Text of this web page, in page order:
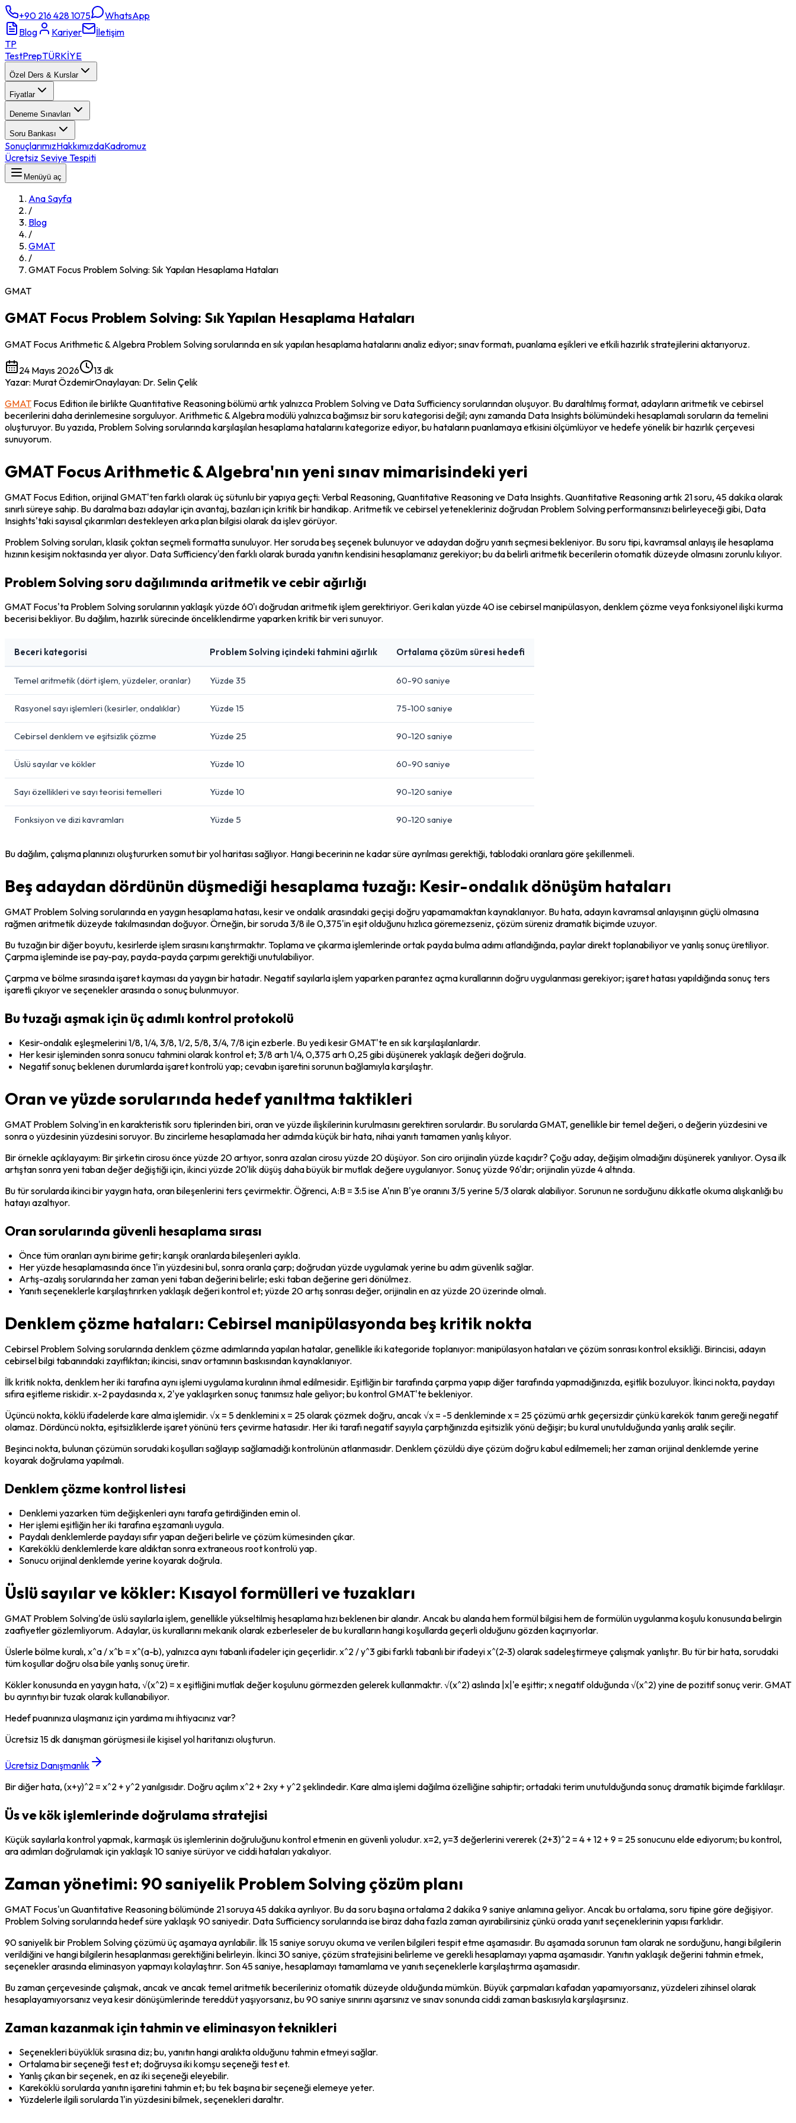
+90 216 428 1075
WhatsApp
Blog
Kariyer
İletişim
TP
TestPrepTÜRKİYE
Özel Ders & Kurslar
Fiyatlar
Deneme Sınavları
Soru Bankası
SonuçlarımızHakkımızdaKadromuz
Ücretsiz Seviye Tespiti
Menüyü aç
Ana Sayfa
/
Blog
/
GMAT
/
GMAT Focus Problem Solving: Sık Yapılan Hesaplama Hataları
GMAT
GMAT Focus Problem Solving: Sık Yapılan Hesaplama Hataları
GMAT Focus Arithmetic & Algebra Problem Solving sorularında en sık yapılan hesaplama hatalarını analiz ediyor; sınav formatı, puanlama eşikleri ve etkili hazırlık stratejilerini aktarıyoruz.
24 Mayıs 2026
13 dk
Yazar: Murat ÖzdemirOnaylayan: Dr. Selin Çelik
GMAT Focus Edition ile birlikte Quantitative Reasoning bölümü artık yalnızca Problem Solving ve Data Sufficiency sorularından oluşuyor. Bu daraltılmış format, adayların aritmetik ve cebirsel
becerilerini daha derinlemesine sorguluyor. Arithmetic & Algebra modülü yalnızca bağımsız bir soru kategorisi değil; aynı zamanda Data Insights bölümündeki hesaplamalı soruların da temelini
oluşturuyor. Bu yazıda, Problem Solving sorularında karşılaşılan hesaplama hatalarını kategorize ediyor, bu hataların puanlamaya etkisini ölçümlüyor ve hedefe yönelik bir hazırlık çerçevesi
sunuyorum.
GMAT Focus Arithmetic & Algebra'nın yeni sınav mimarisindeki yeri
GMAT Focus Edition, orijinal GMAT'ten farklı olarak üç sütunlu bir yapıya geçti: Verbal Reasoning, Quantitative Reasoning ve Data Insights. Quantitative Reasoning artık 21 soru, 45 dakika olarak
sınırlı süreye sahip. Bu daralma bazı adaylar için avantaj, bazıları için kritik bir handikap. Aritmetik ve cebirsel yetenekleriniz doğrudan Problem Solving performansınızı belirleyeceği gibi, Data
Insights'taki sayısal çıkarımları destekleyen arka plan bilgisi olarak da işlev görüyor.
Problem Solving soruları, klasik çoktan seçmeli formatta sunuluyor. Her soruda beş seçenek bulunuyor ve adaydan doğru yanıtı seçmesi bekleniyor. Bu soru tipi, kavramsal anlayış ile hesaplama
hızının kesişim noktasında yer alıyor. Data Sufficiency'den farklı olarak burada yanıtın kendisini hesaplamanız gerekiyor; bu da belirli aritmetik becerilerin otomatik düzeyde olmasını zorunlu kılıyor.
Problem Solving soru dağılımında aritmetik ve cebir ağırlığı
GMAT Focus'ta Problem Solving sorularının yaklaşık yüzde 60'ı doğrudan aritmetik işlem gerektiriyor. Geri kalan yüzde 40 ise cebirsel manipülasyon, denklem çözme veya fonksiyonel ilişki kurma
becerisi bekliyor. Bu dağılım, hazırlık sürecinde önceliklendirme yaparken kritik bir veri sunuyor.
Beceri kategorisi Problem Solving içindeki tahmini ağırlık Ortalama çözüm süresi hedefi
Temel aritmetik (dört işlem, yüzdeler, oranlar) Yüzde 35 60-90 saniye
Rasyonel sayı işlemleri (kesirler, ondalıklar) Yüzde 15 75-100 saniye
Cebirsel denklem ve eşitsizlik çözme Yüzde 25 90-120 saniye
Üslü sayılar ve kökler Yüzde 10 60-90 saniye
Sayı özellikleri ve sayı teorisi temelleri Yüzde 10 90-120 saniye
Fonksiyon ve dizi kavramları Yüzde 5 90-120 saniye
Bu dağılım, çalışma planınızı oluştururken somut bir yol haritası sağlıyor. Hangi becerinin ne kadar süre ayrılması gerektiği, tablodaki oranlara göre şekillenmeli.
Beş adaydan dördünün düşmediği hesaplama tuzağı: Kesir-ondalık dönüşüm hataları
GMAT Problem Solving sorularında en yaygın hesaplama hatası, kesir ve ondalık arasındaki geçişi doğru yapamamaktan kaynaklanıyor. Bu hata, adayın kavramsal anlayışının güçlü olmasına
rağmen aritmetik düzeyde takılmasından doğuyor. Örneğin, bir soruda 3/8 ile 0,375'in eşit olduğunu hızlıca göremezseniz, çözüm süreniz dramatik biçimde uzuyor.
Bu tuzağın bir diğer boyutu, kesirlerde işlem sırasını karıştırmaktır. Toplama ve çıkarma işlemlerinde ortak payda bulma adımı atlandığında, paylar direkt toplanabiliyor ve yanlış sonuç üretiliyor.
Çarpma işleminde ise pay-pay, payda-payda çarpımı gerektiği unutulabiliyor.
Çarpma ve bölme sırasında işaret kayması da yaygın bir hatadır. Negatif sayılarla işlem yaparken parantez açma kurallarının doğru uygulanması gerekiyor; işaret hatası yapıldığında sonuç ters
işaretli çıkıyor ve seçenekler arasında o sonuç bulunmuyor.
Bu tuzağı aşmak için üç adımlı kontrol protokolü
Kesir-ondalık eşleşmelerini 1/8, 1/4, 3/8, 1/2, 5/8, 3/4, 7/8 için ezberle. Bu yedi kesir GMAT'te en sık karşılaşılanlardır.
Her kesir işleminden sonra sonucu tahmini olarak kontrol et; 3/8 artı 1/4, 0,375 artı 0,25 gibi düşünerek yaklaşık değeri doğrula.
Negatif sonuç beklenen durumlarda işaret kontrolü yap; cevabın işaretini sorunun bağlamıyla karşılaştır.
Oran ve yüzde sorularında hedef yanıltma taktikleri
GMAT Problem Solving'in en karakteristik soru tiplerinden biri, oran ve yüzde ilişkilerinin kurulmasını gerektiren sorulardır. Bu sorularda GMAT, genellikle bir temel değeri, o değerin yüzdesini ve
sonra o yüzdesinin yüzdesini soruyor. Bu zincirleme hesaplamada her adımda küçük bir hata, nihai yanıtı tamamen yanlış kılıyor.
Bir örnekle açıklayayım: Bir şirketin cirosu önce yüzde 20 artıyor, sonra azalan cirosu yüzde 20 düşüyor. Son ciro orijinalin yüzde kaçıdır? Çoğu aday, değişim olmadığını düşünerek yanılıyor. Oysa ilk
artıştan sonra yeni taban değer değiştiği için, ikinci yüzde 20'lik düşüş daha büyük bir mutlak değere uygulanıyor. Sonuç yüzde 96'dır; orijinalin yüzde 4 altında.
Bu tür sorularda ikinci bir yaygın hata, oran bileşenlerini ters çevirmektir. Öğrenci, A:B = 3:5 ise A'nın B'ye oranını 3/5 yerine 5/3 olarak alabiliyor. Sorunun ne sorduğunu dikkatle okuma alışkanlığı bu
hatayı azaltıyor.
Oran sorularında güvenli hesaplama sırası
Önce tüm oranları aynı birime getir; karışık oranlarda bileşenleri ayıkla.
Her yüzde hesaplamasında önce 1'in yüzdesini bul, sonra oranla çarp; doğrudan yüzde uygulamak yerine bu adım güvenlik sağlar.
Artış-azalış sorularında her zaman yeni taban değerini belirle; eski taban değerine geri dönülmez.
Yanıtı seçeneklerle karşılaştırırken yaklaşık değeri kontrol et; yüzde 20 artış sonrası değer, orijinalin en az yüzde 20 üzerinde olmalı.
Denklem çözme hataları: Cebirsel manipülasyonda beş kritik nokta
Cebirsel Problem Solving sorularında denklem çözme adımlarında yapılan hatalar, genellikle iki kategoride toplanıyor: manipülasyon hataları ve çözüm sonrası kontrol eksikliği. Birincisi, adayın
cebirsel bilgi tabanındaki zayıflıktan; ikincisi, sınav ortamının baskısından kaynaklanıyor.
İlk kritik nokta, denklem her iki tarafına aynı işlemi uygulama kuralının ihmal edilmesidir. Eşitliğin bir tarafında çarpma yapıp diğer tarafında yapmadığınızda, eşitlik bozuluyor. İkinci nokta, paydayı
sıfıra eşitleme riskidir. x-2 paydasında x, 2'ye yaklaşırken sonuç tanımsız hale geliyor; bu kontrol GMAT'te bekleniyor.
Üçüncü nokta, köklü ifadelerde kare alma işlemidir. √x = 5 denklemini x = 25 olarak çözmek doğru, ancak √x = -5 denkleminde x = 25 çözümü artık geçersizdir çünkü karekök tanım gereği negatif
olamaz. Dördüncü nokta, eşitsizliklerde işaret yönünü ters çevirme hatasıdır. Her iki tarafı negatif sayıyla çarptığınızda eşitsizlik yönü değişir; bu kural unutulduğunda yanlış aralık seçilir.
Beşinci nokta, bulunan çözümün sorudaki koşulları sağlayıp sağlamadığı kontrolünün atlanmasıdır. Denklem çözüldü diye çözüm doğru kabul edilmemeli; her zaman orijinal denklemde yerine
koyarak doğrulama yapılmalı.
Denklem çözme kontrol listesi
Denklemi yazarken tüm değişkenleri aynı tarafa getirdiğinden emin ol.
Her işlemi eşitliğin her iki tarafına eşzamanlı uygula.
Paydalı denklemlerde paydayı sıfır yapan değeri belirle ve çözüm kümesinden çıkar.
Kareköklü denklemlerde kare aldıktan sonra extraneous root kontrolü yap.
Sonucu orijinal denklemde yerine koyarak doğrula.
Üslü sayılar ve kökler: Kısayol formülleri ve tuzakları
GMAT Problem Solving'de üslü sayılarla işlem, genellikle yükseltilmiş hesaplama hızı beklenen bir alandır. Ancak bu alanda hem formül bilgisi hem de formülün uygulanma koşulu konusunda belirgin
zaafiyetler gözlemliyorum. Adaylar, üs kurallarını mekanik olarak ezberleseler de bu kuralların hangi koşullarda geçerli olduğunu gözden kaçırıyorlar.
Üslerle bölme kuralı, x^a / x^b = x^(a-b), yalnızca aynı tabanlı ifadeler için geçerlidir. x^2 / y^3 gibi farklı tabanlı bir ifadeyi x^(2-3) olarak sadeleştirmeye çalışmak yanlıştır. Bu tür bir hata, sorudaki
tüm koşullar doğru olsa bile yanlış sonuç üretir.
Kökler konusunda en yaygın hata, √(x^2) = x eşitliğini mutlak değer koşulunu görmezden gelerek kullanmaktır. √(x^2) aslında |x|'e eşittir; x negatif olduğunda √(x^2) yine de pozitif sonuç verir. GMAT
bu ayrıntıyı bir tuzak olarak kullanabiliyor.
Hedef puanınıza ulaşmanız için yardıma mı ihtiyacınız var?
Ücretsiz 15 dk danışman görüşmesi ile kişisel yol haritanızı oluşturun.
Ücretsiz Danışmanlık
Bir diğer hata, (x+y)^2 = x^2 + y^2 yanılgısıdır. Doğru açılım x^2 + 2xy + y^2 şeklindedir. Kare alma işlemi dağılma özelliğine sahiptir; ortadaki terim unutulduğunda sonuç dramatik biçimde farklılaşır.
Üs ve kök işlemlerinde doğrulama stratejisi
Küçük sayılarla kontrol yapmak, karmaşık üs işlemlerinin doğruluğunu kontrol etmenin en güvenli yoludur. x=2, y=3 değerlerini vererek (2+3)^2 = 4 + 12 + 9 = 25 sonucunu elde ediyorum; bu kontrol,
ara adımları doğrulamak için yaklaşık 10 saniye sürüyor ve ciddi hataları yakalıyor.
Zaman yönetimi: 90 saniyelik Problem Solving çözüm planı
GMAT Focus'un Quantitative Reasoning bölümünde 21 soruya 45 dakika ayrılıyor. Bu da soru başına ortalama 2 dakika 9 saniye anlamına geliyor. Ancak bu ortalama, soru tipine göre değişiyor.
Problem Solving sorularında hedef süre yaklaşık 90 saniyedir. Data Sufficiency sorularında ise biraz daha fazla zaman ayırabilirsiniz çünkü orada yanıt seçeneklerinin yapısı farklıdır.
90 saniyelik bir Problem Solving çözümü üç aşamaya ayrılabilir. İlk 15 saniye soruyu okuma ve verilen bilgileri tespit etme aşamasıdır. Bu aşamada sorunun tam olarak ne sorduğunu, hangi bilgilerin
verildiğini ve hangi bilgilerin hesaplanması gerektiğini belirleyin. İkinci 30 saniye, çözüm stratejisini belirleme ve gerekli hesaplamayı yapma aşamasıdır. Yanıtın yaklaşık değerini tahmin etmek,
seçenekler arasında eliminasyon yapmayı kolaylaştırır. Son 45 saniye, hesaplamayı tamamlama ve yanıtı seçeneklerle karşılaştırma aşamasıdır.
Bu zaman çerçevesinde çalışmak, ancak ve ancak temel aritmetik becerileriniz otomatik düzeyde olduğunda mümkün. Büyük çarpmaları kafadan yapamıyorsanız, yüzdeleri zihinsel olarak
hesaplayamıyorsanız veya kesir dönüşümlerinde tereddüt yaşıyorsanız, bu 90 saniye sınırını aşarsınız ve sınav sonunda ciddi zaman baskısıyla karşılaşırsınız.
Zaman kazanmak için tahmin ve eliminasyon teknikleri
Seçenekleri büyüklük sırasına diz; bu, yanıtın hangi aralıkta olduğunu tahmin etmeyi sağlar.
Ortalama bir seçeneği test et; doğruysa iki komşu seçeneği test et.
Yanlış çıkan bir seçenek, en az iki seçeneği eleyebilir.
Kareköklü sorularda yanıtın işaretini tahmin et; bu tek başına bir seçeneği elemeye yeter.
Yüzdelerle ilgili sorularda 1'in yüzdesini bilmek, seçenekleri daraltır.